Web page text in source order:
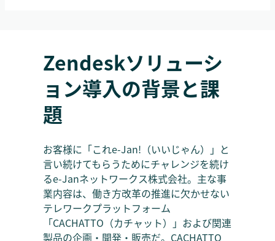
Zendeskソリューシ
ョン導入の背景と課
題
お客様に「これe-Jan!（いいじゃん）」と
言い続けてもらうためにチャレンジを続け
るe-Janネットワークス株式会社。主な事
業内容は、働き方改革の推進に欠かせない
テレワークプラットフォーム
「CACHATTO（カチャット）」および関連
製品の企画・開発・販売だ。CACHATTO